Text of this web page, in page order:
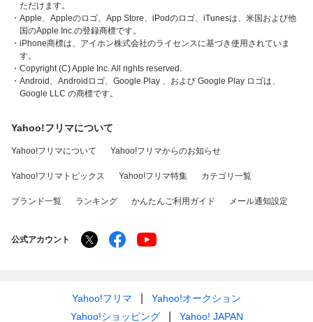
ただけます。
・Apple、Appleのロゴ、App Store、iPodのロゴ、iTunesは、米国および他
国のApple Inc.の登録商標です。
・iPhone商標は、アイホン株式会社のライセンスに基づき使用されていま
す。
・Copyright (C) Apple Inc. All rights reserved.
・Android、Androidロゴ、Google Play 、および Google Play ロゴは、
Google LLC の商標です。
Yahoo!フリマについて
Yahoo!フリマについて Yahoo!フリマからのお知らせ
Yahoo!フリマトピックス Yahoo!フリマ特集 カテゴリ一覧
ブランド一覧 ランキング かんたんご利用ガイド メール通知設定
公式アカウント
Yahoo!フリマ
Yahoo!オークション
Yahoo!ショッピング
Yahoo! JAPAN